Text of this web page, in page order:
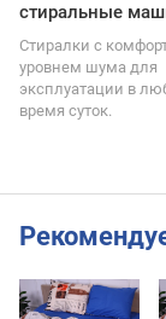
стиральные
Стиралки с
уровнем шума для
эксплуатации в
время суток.